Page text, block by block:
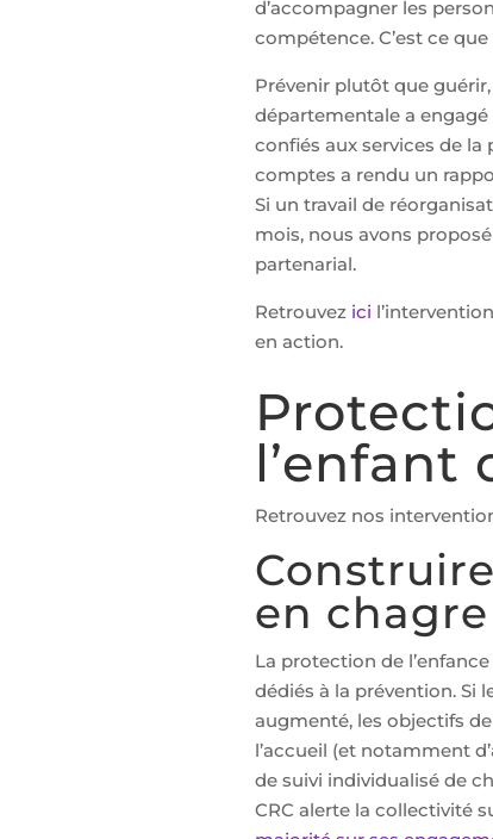
d’accompagner les
compétence. C’est ce
Prévenir plutôt que
départementale a
confiés aux services de la
comptes a rendu un
Si un travail de
mois, nous avons
partenarial.
Retrouvez ici
en action.
l’enfant
Retrouvez nos
en
La protection de
dédiés à la prévention. Si
augmenté, les objectifs
l’accueil (et notamment
de suivi individualisé de
CRC alerte la collectivité